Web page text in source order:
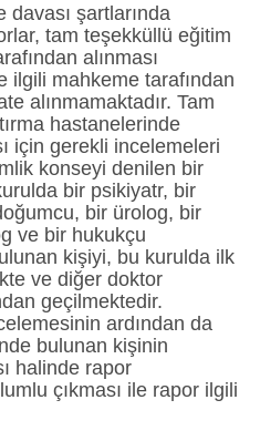
şartlarında
tam teşekküllü eğitim
alınması
ilgili mahkeme tarafından
alınmamaktadır. Tam
hastanelerinde
için gerekli incelemeleri
konseyi denilen bir
bir psikiyatr, bir
bir ürolog, bir
ve bir hukukçu
kişiyi, bu kurulda ilk
ve diğer doktor
geçilmektedir.
ardından da
bulunan kişinin
halinde rapor
çıkması ile rapor ilgili